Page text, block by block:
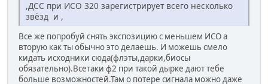
,ДСС при ИСО 320 зарегистрирует всего несколько
звёзд и ,
Все же попробуй снять экспозицию с меньшем ИСО а
вторую как ты обычно это делаешь. И можешь смело
кидать исходники сюда(флэты,дарки,биосы
обязательно).Всетаки ф2 при такой дырке дают тебе
больше возможностей.Там о потере сигнала можно даже